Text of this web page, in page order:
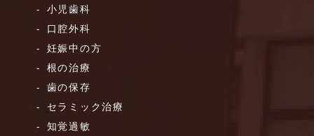
小児歯科
口腔外科
妊娠中の方
根の治療
歯の保存
セラミック治療
知覚過敏